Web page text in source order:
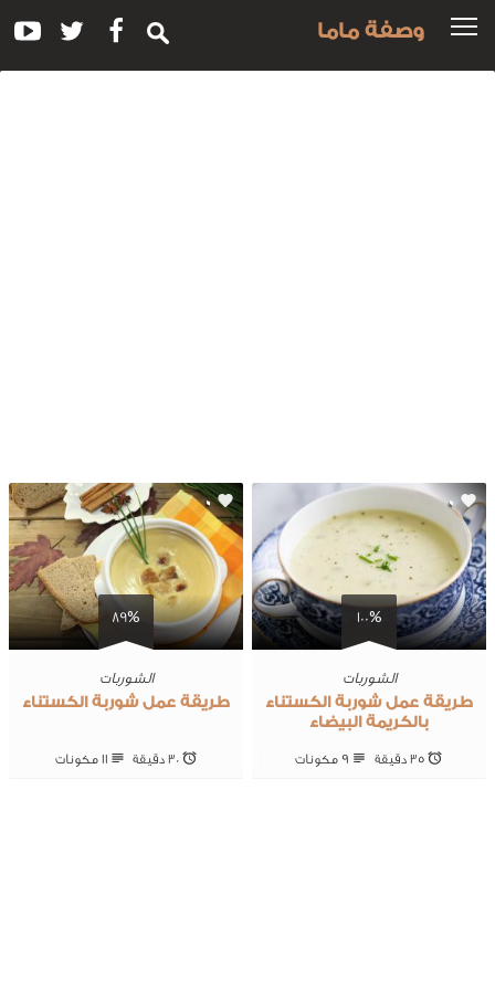
وصفة ماما
100%
0
الشوربات
طريقة عمل شوربة الكستناء
بالكريمة البيضاء
35 ‎دقيقة 9 ‎مكونات
89%
0
الشوربات
طريقة عمل شوربة الكستناء
30 ‎دقيقة 11 ‎مكونات